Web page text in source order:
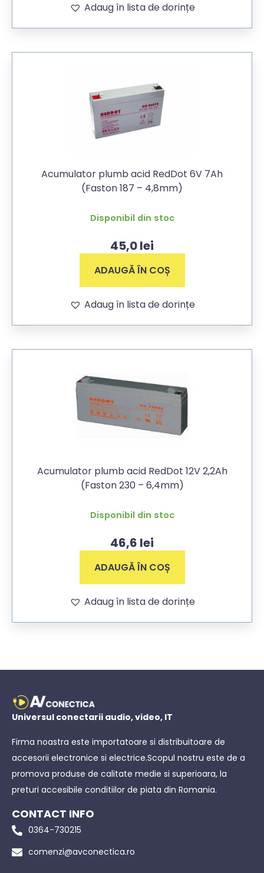
Adaug în lista de dorințe
Acumulator plumb acid RedDot 6V 7Ah
(Faston 187 – 4,8mm)
Disponibil din stoc
45,0lei
ADAUGĂ ÎN COȘ
Adaug în lista de dorințe
Acumulator plumb acid RedDot 12V 2,2Ah
(Faston 230 – 6,4mm)
Disponibil din stoc
46,6 lei
ADAUGĂ ÎN COȘ
Adaug în lista de dorințe
Universul conectarii audio, video, IT
Firma noastra este importatoare si distribuitoare de
accesorii electronice si electrice.Scopul nostru este de a
promova produse de calitate medie si superioara, la
preturi accesibile conditiilor de piata din Romania.
CONTACT INFO
0364-730215
comenzi@avconectica.ro